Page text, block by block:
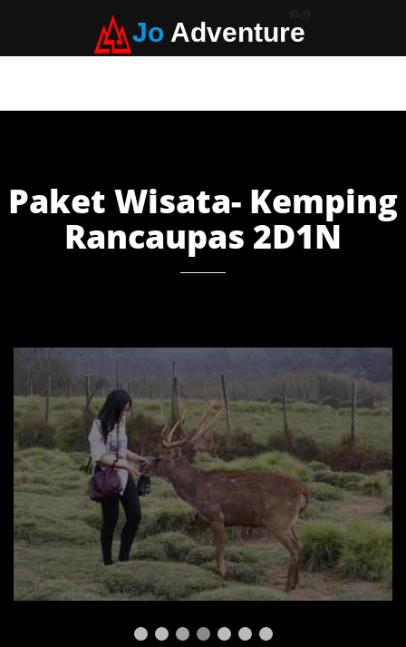
JoAdventure
Paket Wisata- Kemping
Rancaupas 2D1N